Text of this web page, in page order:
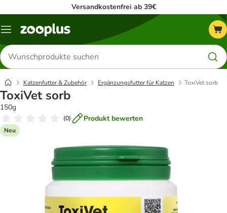
Versandkostenfrei ab 39€
Menü
Produkte
suchen
Katzenfutter & Zubehör Ergänzungsfutter für Katzen ToxiVet sorb
ToxiVet sorb
150g
(0) Produkt bewerten
Neu